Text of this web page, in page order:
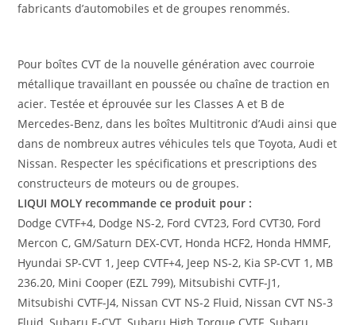
fabricants d’automobiles et de groupes renommés.
Pour boîtes CVT de la nouvelle génération avec courroie
métallique travaillant en poussée ou chaîne de traction en
acier. Testée et éprouvée sur les Classes A et B de
Mercedes-Benz, dans les boîtes Multitronic d’Audi ainsi que
dans de nombreux autres véhicules tels que Toyota, Audi et
Nissan. Respecter les spécifications et prescriptions des
constructeurs de moteurs ou de groupes.
LIQUI MOLY recommande ce produit pour :
Dodge CVTF+4, Dodge NS-2, Ford CVT23, Ford CVT30, Ford
Mercon C, GM/Saturn DEX-CVT, Honda HCF2, Honda HMMF,
Hyundai SP-CVT 1, Jeep CVTF+4, Jeep NS-2, Kia SP-CVT 1, MB
236.20, Mini Cooper (EZL 799), Mitsubishi CVTF-J1,
Mitsubishi CVTF-J4, Nissan CVT NS-2 Fluid, Nissan CVT NS-3